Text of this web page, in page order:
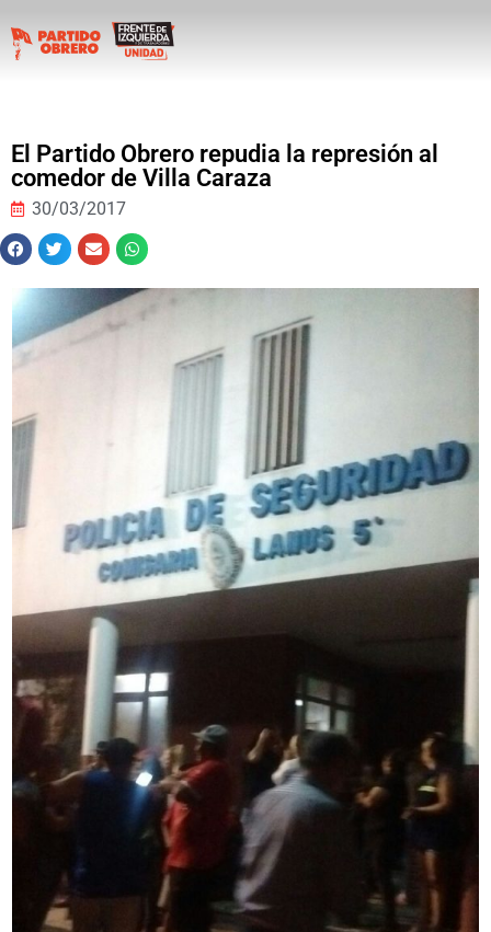
El Partido Obrero repudia la represión al
comedor de Villa Caraza
30/03/2017